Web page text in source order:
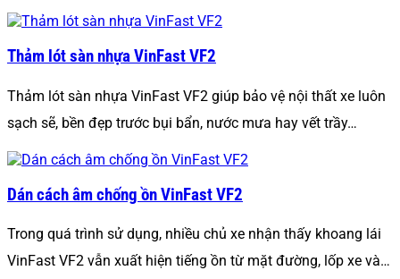
Thảm lót sàn nhựa VinFast VF2
Thảm lót sàn nhựa VinFast VF2 giúp bảo vệ nội thất xe luôn
sạch sẽ, bền đẹp trước bụi bẩn, nước mưa hay vết trầy…
Dán cách âm chống ồn VinFast VF2
Trong quá trình sử dụng, nhiều chủ xe nhận thấy khoang lái
VinFast VF2 vẫn xuất hiện tiếng ồn từ mặt đường, lốp xe và…